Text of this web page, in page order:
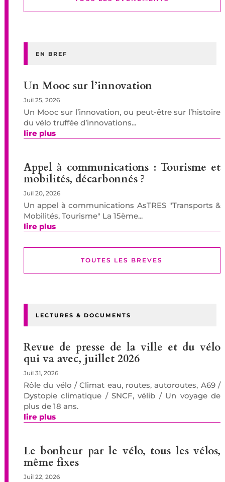
EN BREF
Un Mooc sur l’innovation
Juil 25, 2026
Un Mooc sur l’innovation, ou peut-être sur l’histoire
du vélo truffée d’innovations...
lire plus
Appel à communications : Tourisme et
mobilités, décarbonnés ?
Juil 20, 2026
Un appel à communications AsTRES "Transports &
Mobilités, Tourisme" La 15ème...
lire plus
TOUTES LES BREVES
LECTURES & DOCUMENTS
Revue de presse de la ville et du vélo
qui va avec, juillet 2026
Juil 31, 2026
Rôle du vélo / Climat eau, routes, autoroutes, A69 /
Dystopie climatique / SNCF, vélib / Un voyage de
plus de 18 ans.
lire plus
Le bonheur par le vélo, tous les vélos,
même fixes
Juil 22, 2026